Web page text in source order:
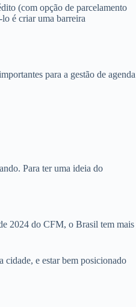
(com opção de parcelamento
é criar uma barreira
para a gestão de agenda
Para ter uma ideia do
2024 do CFM, o Brasil tem mais
cidade, e estar bem posicionado